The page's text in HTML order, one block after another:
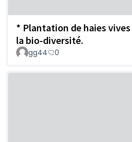
* Plantation de haies
la bio-diversité.
gg44 0